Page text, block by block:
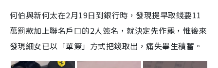
何伯與新何太在2月19日到銀行時，發現提早取錢要11
萬罰款加上聯名戶口的2人簽名，就決定先作罷，惟後來
發現細女已以「單簽」方式把錢取出，痛失畢生積蓄。